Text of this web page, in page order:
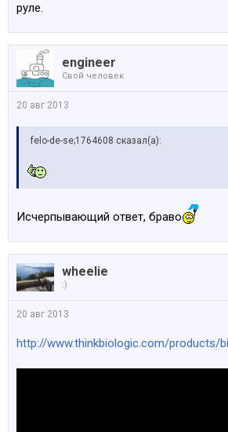
руле.
engineer
Свой человек
20 авг 2013
felo-de-se;1764608 сказал(а):
Исчерпывающий ответ, браво
wheelie
:)
20 авг 2013
http://www.thinkbiologic.com/products/